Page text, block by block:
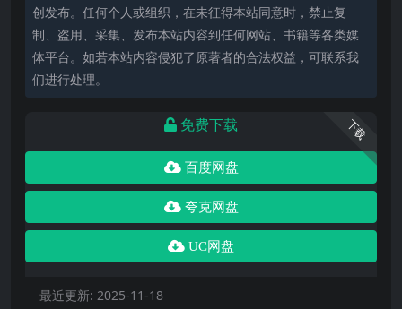
创发布。任何个人或组织，在未征得本站同意时，禁止复
制、盗用、采集、发布本站内容到任何网站、书籍等各类媒
体平台。如若本站内容侵犯了原著者的合法权益，可联系我
们进行处理。
下载
免费下载
百度网盘
夸克网盘
UC网盘
最近更新: 2025-11-18